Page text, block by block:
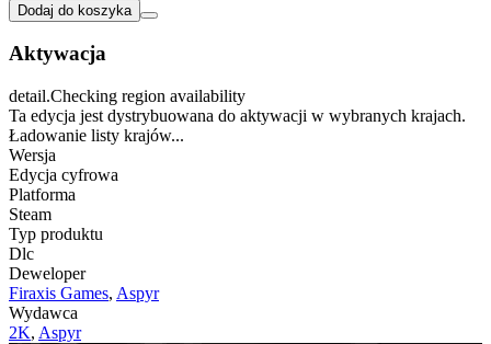
Dodaj do koszyka
Aktywacja
detail.Checking region availability
Ta edycja jest dystrybuowana do aktywacji w wybranych krajach.
Ładowanie listy krajów...
Wersja
Edycja cyfrowa
Platforma
Steam
Typ produktu
Dlc
Deweloper
Firaxis Games, Aspyr
Wydawca
2K, Aspyr